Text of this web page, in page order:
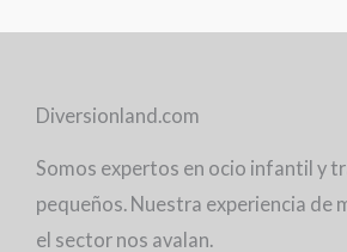
Diversionland.com
Somos expertos en ocio infantil y
pequeños. Nuestra experiencia de
el sector nos avalan.